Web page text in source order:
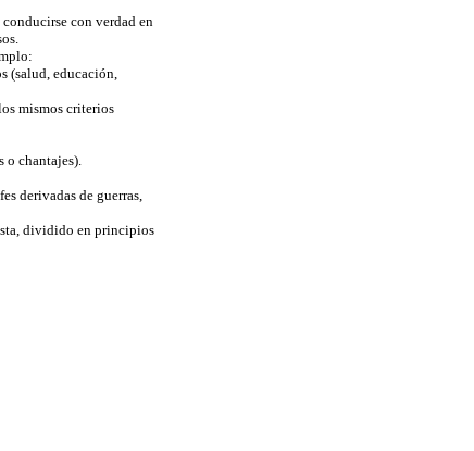
con verdad en
(salud, educación,
mismos criterios
o chantajes).
derivadas de guerras,
dividido en principios